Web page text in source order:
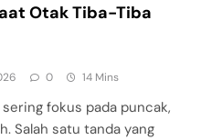
Otak Tiba-Tiba
0 14 Mins
fokus pada puncak,
Salah satu tanda yang